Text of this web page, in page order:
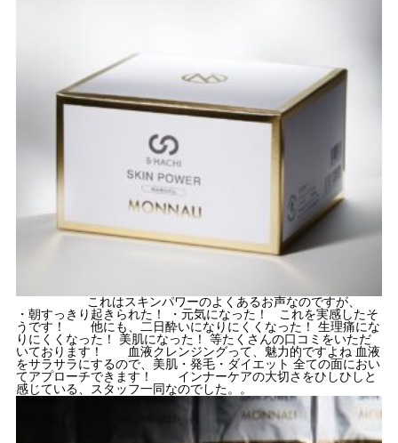
これはスキンパワーのよくあるお声なのですが、
・朝すっきり起きられた！ ・元気になった！ これを実感したそ
うです！ 他にも、二日酔いになりにくくなった！ 生理痛にな
りにくくなった！ 美肌になった！ 等たくさんの口コミをいただ
いております！ 血液クレンジングって、魅力的ですよね 血液
をサラサラにするので、美肌・発毛・ダイエット 全ての面におい
てアプローチできます！ インナーケアの大切さをひしひしと
感じている、スタッフ一同なのでした。。